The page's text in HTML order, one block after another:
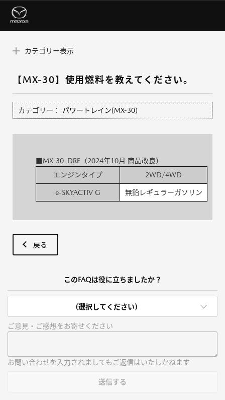
カテゴリー表示
【MX-30】使用燃料を教えてください。
カテゴリー： パワートレイン(MX-30)
■MX-30_DRE（2024年10月 商品改良）
エンジンタイプ
2WD/4WD
e-SKYACTIV G 無鉛レギュラーガソリン
戻る
このFAQは役に立ちましたか？
(選択してください)
ご意見・ご感想をお寄せください
お問い合わせを入力されましてもご返信はいたしかねます
送信する